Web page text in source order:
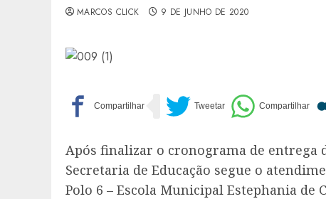
MARCOS CLICK 9 DE JUNHO DE 2020
Após finalizar o cronograma de entrega
Secretaria de Educação segue o
Polo 6 – Escola Municipal Estephania